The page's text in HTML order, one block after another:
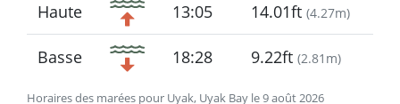
Horaires des marées pour Uyak, Uyak Bay le 9 août 2026
Haute 13:05 14.01ft (4.27m)
Basse 18:28 9.22ft (2.81m)